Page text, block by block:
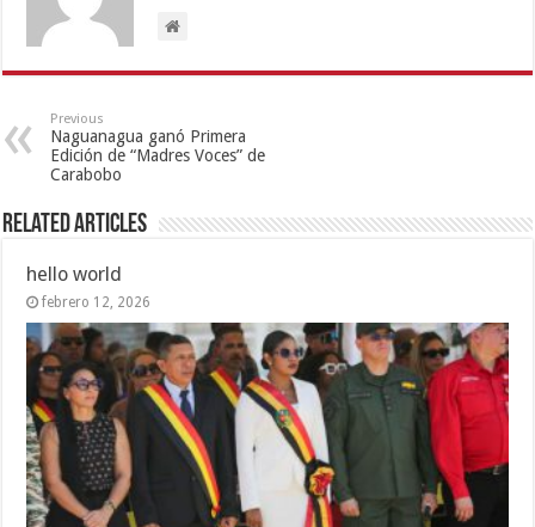
Previous
Naguanagua ganó Primera
Edición de “Madres Voces” de
Carabobo
Related Articles
hello world
febrero 12, 2026